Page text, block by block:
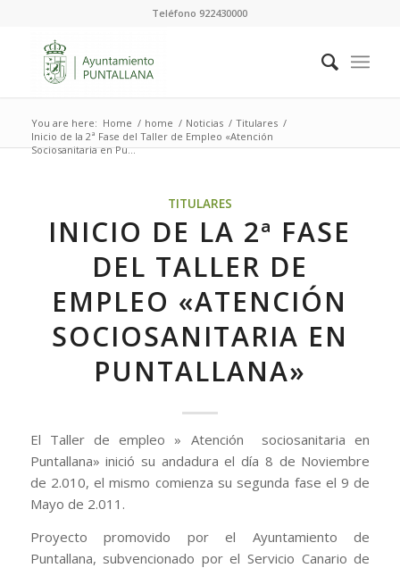
Teléfono 922430000
You are here: Home / home / Noticias / Titulares /
Inicio de la 2ª Fase del Taller de Empleo «Atención
Sociosanitaria en Pu...
TITULARES
INICIO DE LA 2ª FASE
DEL TALLER DE
EMPLEO «ATENCIÓN
SOCIOSANITARIA EN
PUNTALLANA»
El Taller de empleo » Atención sociosanitaria en
Puntallana» inició su andadura el día 8 de Noviembre
de 2.010, el mismo comienza su segunda fase el 9 de
Mayo de 2.011.
Proyecto promovido por el Ayuntamiento de
Puntallana, subvencionado por el Servicio Canario de